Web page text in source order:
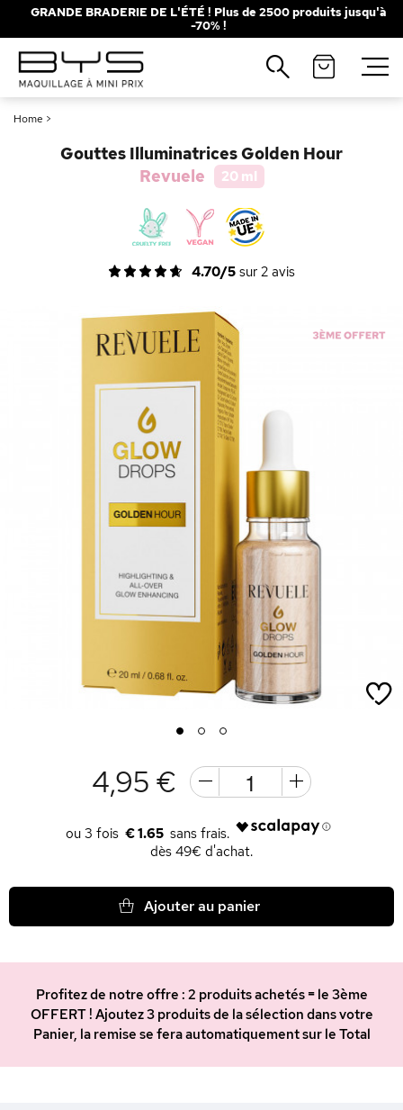
GRANDE BRADERIE DE L'ÉTÉ ! Plus de 2500 produits jusqu'à
-70% !
Home >
Gouttes Illuminatrices Golden Hour
Revuele
20 ml
4.70/5 sur 2 avis
1 2 3
4,95 €
€ 1.65
dès 49€ d'achat.
Ajouter au panier
Profitez de notre offre : 2 produits achetés = le 3ème
OFFERT ! Ajoutez 3 produits de la sélection dans votre
Panier, la remise se fera automatiquement sur le Total
Fermer
Recherches populaires
Rouge à Lèvres